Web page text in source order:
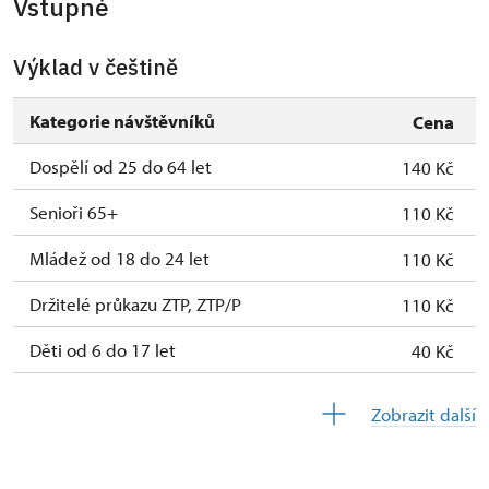
Vstupné
Výklad v češtině
Kategorie návštěvníků
Cena
Dospělí od 25 do 64 let
140 Kč
Senioři 65+
110 Kč
Mládež od 18 do 24 let
110 Kč
Držitelé průkazu ZTP, ZTP/P
110 Kč
Děti od 6 do 17 let
40 Kč
Zobrazit další